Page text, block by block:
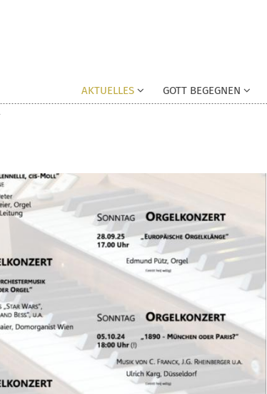
AKTUELLES GOTT BEGEGNEN